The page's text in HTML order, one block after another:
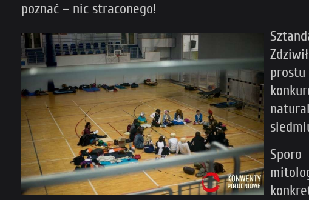
poznać – nic straconego!